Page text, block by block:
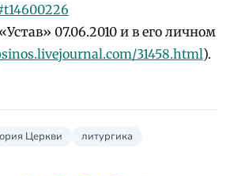
07.06.2010 и в его личном
31458.html).
Церкви литургика